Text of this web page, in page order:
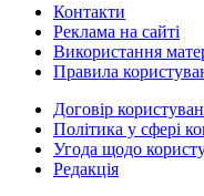
Контакти
Реклама на сайті
Використання
Правила
Договір
Політика у сфері
Угода щодо
Редакція